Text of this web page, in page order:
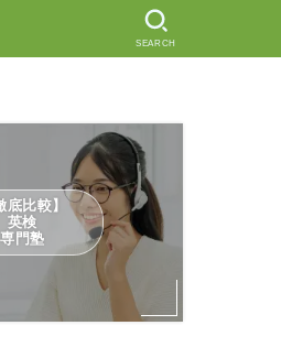
SEARCH
底比較】
英検
専門塾